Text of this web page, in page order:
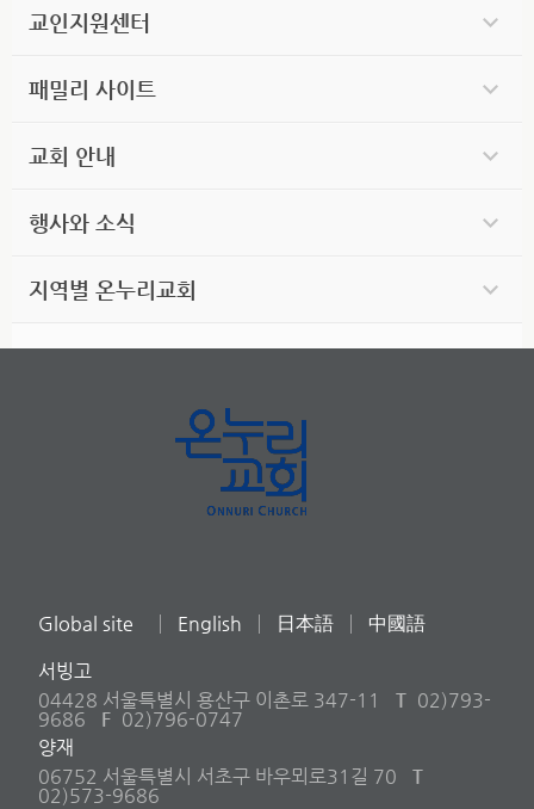
교인지원센터
패밀리 사이트
교회 안내
행사와 소식
지역별 온누리교회
Global site English 日本語 中國語
서빙고
04428 서울특별시 용산구 이촌로 347-11
T 02)793-
9686
F 02)796-0747
양재
06752 서울특별시 서초구 바우뫼로31길 70
T
02)573-9686